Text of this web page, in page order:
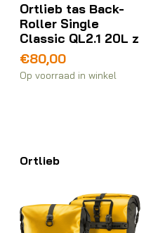
Ortlieb tas Back-
Roller Single
Classic QL2.1 20L z
€80,00
Op voorraad in winkel
Ortlieb